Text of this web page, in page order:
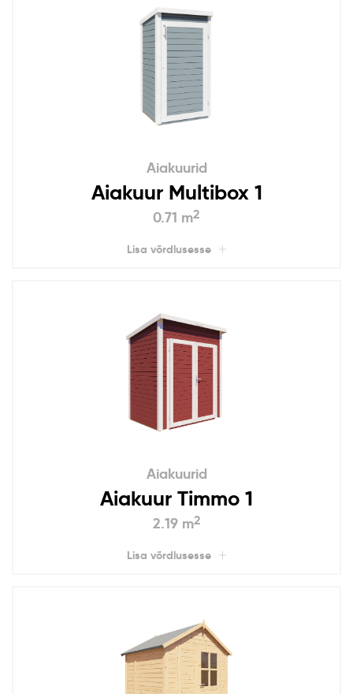
Aiakuurid
Aiakuur Multibox 1
0.71 m2
Lisa võrdlusesse
Aiakuurid
Aiakuur Timmo 1
2.19 m2
Lisa võrdlusesse